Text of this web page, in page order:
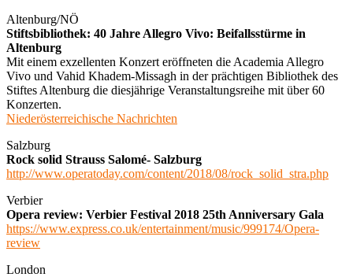
Altenburg/NÖ
Stiftsbibliothek: 40 Jahre Allegro Vivo: Beifallsstürme in
Altenburg
Mit einem exzellenten Konzert eröffneten die Academia Allegro
Vivo und Vahid Khadem-Missagh in der prächtigen Bibliothek des
Stiftes Altenburg die diesjährige Veranstaltungsreihe mit über 60
Konzerten.
Niederösterreichische Nachrichten
Salzburg
Rock solid Strauss Salomé- Salzburg
http://www.operatoday.com/content/2018/08/rock_solid_stra.php
Verbier
Opera review: Verbier Festival 2018 25th Anniversary Gala
https://www.express.co.uk/entertainment/music/999174/Opera-
review
London